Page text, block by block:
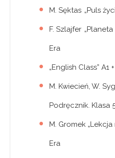
M. Sęktas „Puls
F. Szlajfer
Era
„English Class” A1
M. Kwiecień, W.
Podręcznik. Klasa
M. Gromek
Era